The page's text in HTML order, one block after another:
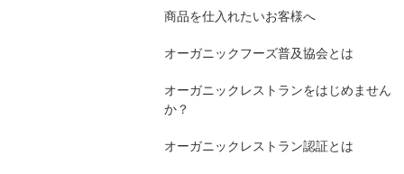
商品を仕入れたいお客様へ
オーガニックフーズ普及協会とは
オーガニックレストランをはじめません
か？
オーガニックレストラン認証とは